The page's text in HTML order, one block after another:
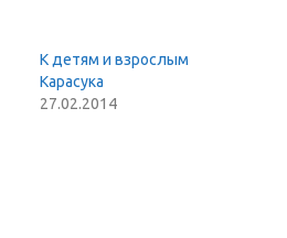
К детям и взрослым
Карасука
27.02.2014